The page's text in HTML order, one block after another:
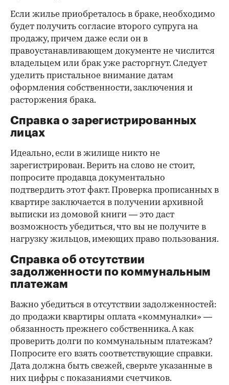
Если жилье приобреталось в браке, необходимо
будет получить согласие второго супруга на
продажу, причем даже если он в
правоустанавливающем документе не числится
владельцем или брак уже расторгнут. Следует
уделить пристальное внимание датам
оформления собственности, заключения и
расторжения брака.
Справка о зарегистрированных
лицах
Идеально, если в жилище никто не
зарегистрирован. Верить на слово не стоит,
попросите продавца документально
подтвердить этот факт. Проверка прописанных в
квартире заключается в получении архивной
выписки из домовой книги — это даст
возможность убедиться, что вы не получите в
нагрузку жильцов, имеющих право пользования.
Справка об отсутствии
задолженности по коммунальным
платежам
Важно убедиться в отсутствии задолженностей:
до продажи квартиры оплата «коммуналки» —
обязанность прежнего собственника. А как
проверить долги по коммунальным платежам?
Попросите его взять соответствующие справки.
Дата должна быть свежей, сверьте указанные в
них цифры с показаниями счетчиков.